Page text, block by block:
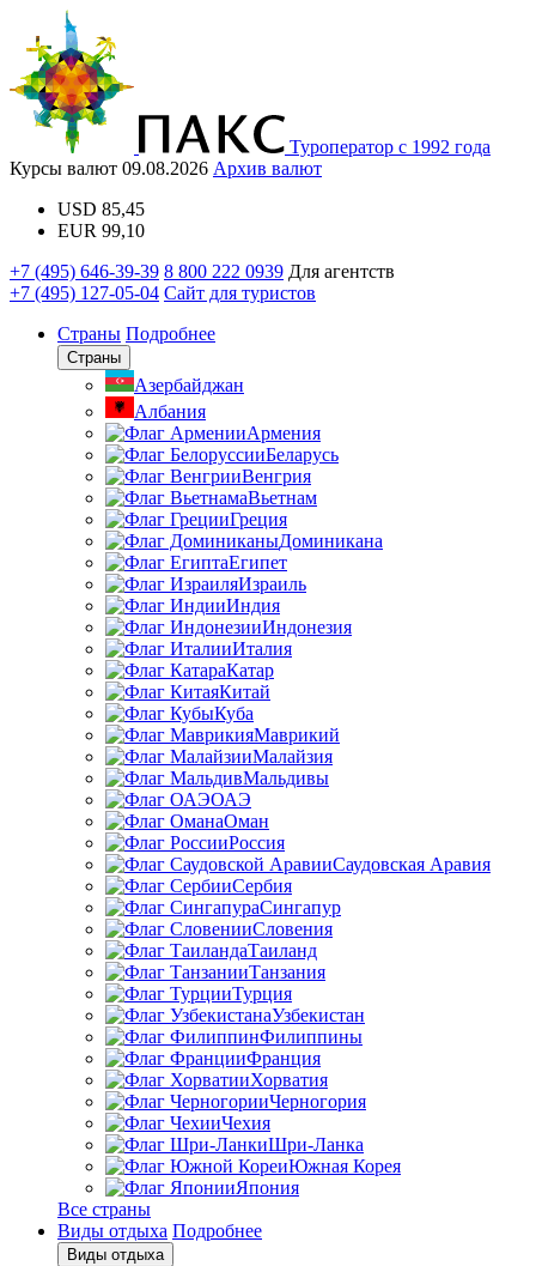
Туроператор с 1992 года
Курсы валют 09.08.2026 Архив валют
USD 85,45
EUR 99,10
+7 (495) 646-39-39 8 800 222 0939 Для агентств
+7 (495) 127-05-04 Сайт для туристов
Страны Подробнее
Страны
Азербайджан
Албания
Армения
Беларусь
Венгрия
Вьетнам
Греция
Доминикана
Египет
Израиль
Индия
Индонезия
Италия
Катар
Китай
Куба
Маврикий
Малайзия
Мальдивы
ОАЭ
Оман
Россия
Саудовская Аравия
Сербия
Сингапур
Словения
Таиланд
Танзания
Турция
Узбекистан
Филиппины
Франция
Хорватия
Черногория
Чехия
Шри-Ланка
Южная Корея
Япония
Все страны
Виды отдыха Подробнее
Виды отдыха